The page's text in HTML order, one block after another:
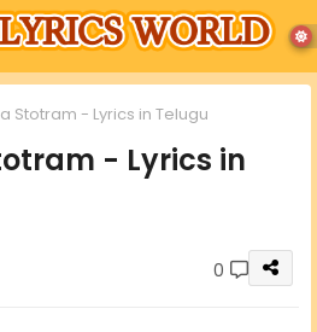
Stotram - Lyrics in Telugu
- Lyrics in
0